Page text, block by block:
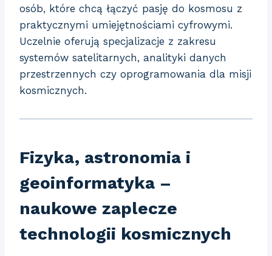
osób, które chcą łączyć pasję do kosmosu z
praktycznymi umiejętnościami cyfrowymi.
Uczelnie oferują specjalizacje z zakresu
systemów satelitarnych, analityki danych
przestrzennych czy oprogramowania dla misji
kosmicznych.
Fizyka, astronomia i
geoinformatyka –
naukowe zaplecze
technologii kosmicznych